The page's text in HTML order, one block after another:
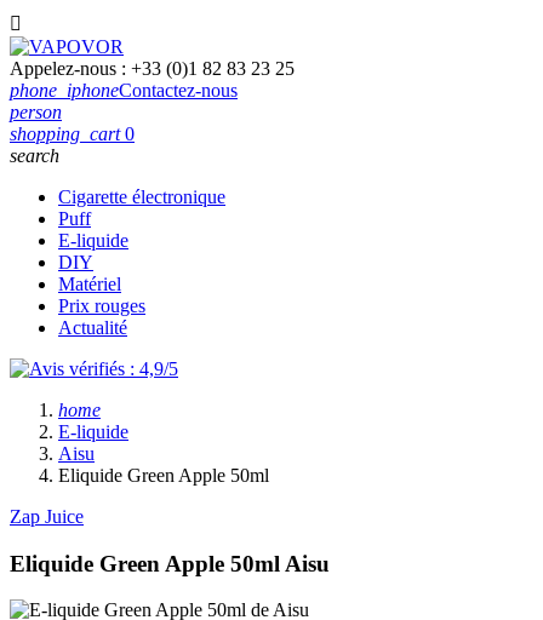

Appelez-nous : +33 (0)1 82 83 23 25
phone_iphoneContactez-nous
person
shopping_cart 0
search
Cigarette électronique
Puff
E-liquide
DIY
Matériel
Prix rouges
Actualité
home
E-liquide
Aisu
Eliquide Green Apple 50ml
Zap Juice
Eliquide Green Apple 50ml Aisu